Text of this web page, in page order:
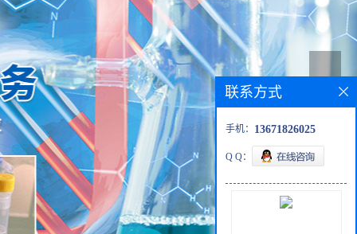
联系方式
手机： 13671826025
Q Q：